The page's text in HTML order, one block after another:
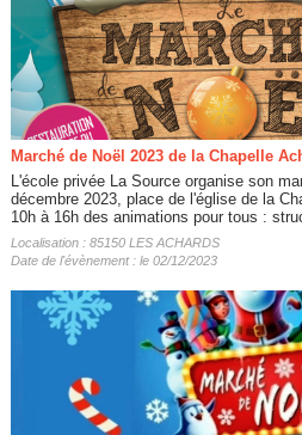
Marché de Noël 2023 de la Chapelle
L'école privée La Source organise son
décembre 2023, place de l'église de la
10h à 16h des animations pour tous :
Localisation : 85150 LES ACHARDS
Date de l'évènement : le 02/12/2023